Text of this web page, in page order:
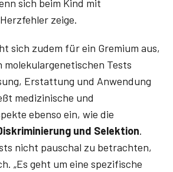
sich beim Kind mit
zeige.
sich zudem für ein Gremium aus,
molekulargenetischen Tests
Erstattung und Anwendung
medizinische und
ebenso ein, wie die
und Selektion.
nicht pauschal zu betrachten,
„Es geht um eine spezifische